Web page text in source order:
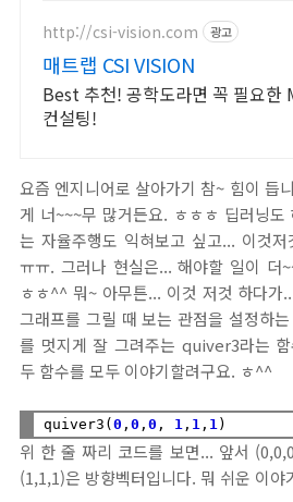
http://csi-vision.com 광고
매트랩 CSI VISION
Best 추천! 공학도라면 꼭 필요한
컨설팅!
요즘 엔지니어로 살아가기 참~ 힘이 듭
게 너~~~무 많거든요. ㅎㅎㅎ 딥러닝
는 자율주행도 익혀보고 싶고... 이것
ㅠㅠ. 그러나 현실은... 해야할 일이 더
ㅎㅎ^^ 뭐~ 아무튼... 이것 저것 하다가
그래프를 그릴 때 보는 관점을 설정하
를 멋지게 잘 그려주는 quiver3라는
두 함수를 모두 이야기할려구요. ㅎ^^
quiver3(0 ,0 ,0 , 1 , 1 , 1
위 한 줄 짜리 코드를 보면... 앞서
(1,1,1)은 방향벡터입니다. 뭐 쉬운 이